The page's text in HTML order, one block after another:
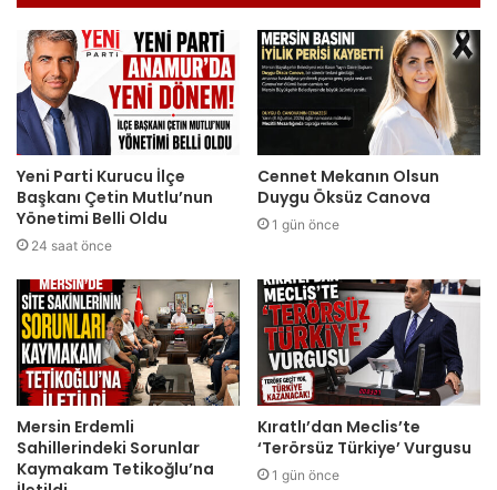
Yeni Parti Kurucu İlçe
Başkanı Çetin Mutlu’nun
Yönetimi Belli Oldu
24 saat önce
Cennet Mekanın Olsun
Duygu Öksüz Canova
1 gün önce
Mersin Erdemli
Sahillerindeki Sorunlar
Kaymakam Tetikoğlu’na
Kıratlı’dan Meclis’te
‘Terörsüz Türkiye’ Vurgusu
1 gün önce